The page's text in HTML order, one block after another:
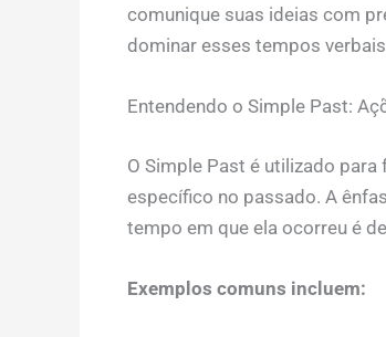
comunique suas ideias com
dominar esses tempos
Entendendo o Simple Past:
O Simple Past é utilizado
específico no passado. A
tempo em que ela ocorreu é
Exemplos comuns incluem: